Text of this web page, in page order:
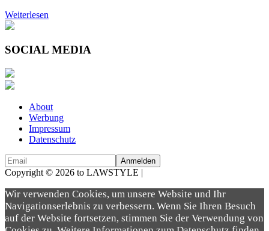
Weiterlesen
SOCIAL MEDIA
About
Werbung
Impressum
Datenschutz
Copyright © 2026 to LAWSTYLE |
Wir verwenden Cookies, um unsere Website und Ihr
Navigationserlebnis zu verbessern. Wenn Sie Ihren Besuch
auf der Website fortsetzen, stimmen Sie der Verwendung von